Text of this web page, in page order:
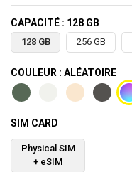
CAPACITÉ : 128 GB
128 GB 256 GB
COULEUR : ALÉATOIRE
SIM CARD
Physical SIM
+ eSIM